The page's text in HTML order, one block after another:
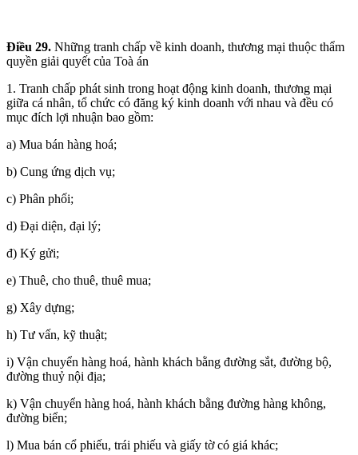
Điều 29. Những tranh chấp về kinh doanh, thương mại thuộc thẩm
quyền giải quyết của Toà án
1. Tranh chấp phát sinh trong hoạt động kinh doanh, thương mại
giữa cá nhân, tổ chức có đăng ký kinh doanh với nhau và đều có
mục đích lợi nhuận bao gồm:
a) Mua bán hàng hoá;
b) Cung ứng dịch vụ;
c) Phân phối;
d) Đại diện, đại lý;
đ) Ký gửi;
e) Thuê, cho thuê, thuê mua;
g) Xây dựng;
h) Tư vấn, kỹ thuật;
i) Vận chuyển hàng hoá, hành khách bằng đường sắt, đường bộ,
đường thuỷ nội địa;
k) Vận chuyển hàng hoá, hành khách bằng đường hàng không,
đường biển;
l) Mua bán cổ phiếu, trái phiếu và giấy tờ có giá khác;